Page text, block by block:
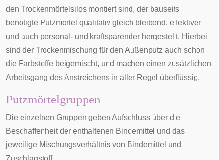
den Trockenmörtelsilos montiert sind, der bauseits
benötigte Putzmörtel qualitativ gleich bleibend, effektiver
und auch personal- und kraftsparender hergestellt. Hierbei
sind der Trockenmischung für den Außenputz auch schon
die Farbstoffe beigemischt, und machen einen zusätzlichen
Arbeitsgang des Anstreichens in aller Regel überflüssig.
Putzmörtelgruppen
Die einzelnen Gruppen geben Aufschluss über die
Beschaffenheit der enthaltenen Bindemittel und das
jeweilige Mischungsverhältnis von Bindemittel und
Zuschlagstoff.